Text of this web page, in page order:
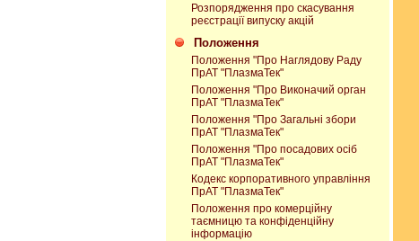
Розпорядження про скасування
реєстрації випуску акцій
Положення
Положення "Про Наглядову Раду
ПрАТ "ПлазмаТек"
Положення "Про Виконачий орган
ПрАТ "ПлазмаТек"
Положення "Про Загальні збори
ПрАТ "ПлазмаТек"
Положення "Про посадових осіб
ПрАТ "ПлазмаТек"
Кодекс корпоративного управління
ПрАТ "ПлазмаТек"
Положення про комерційну
таємницю та конфіденційну
інформацію